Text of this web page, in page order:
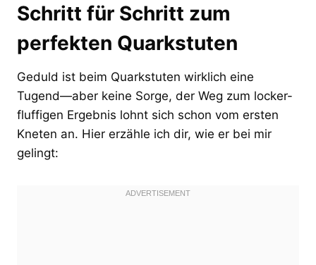
Schritt für Schritt zum
perfekten Quarkstuten
Geduld ist beim Quarkstuten wirklich eine
Tugend—aber keine Sorge, der Weg zum locker-
fluffigen Ergebnis lohnt sich schon vom ersten
Kneten an. Hier erzähle ich dir, wie er bei mir
gelingt: